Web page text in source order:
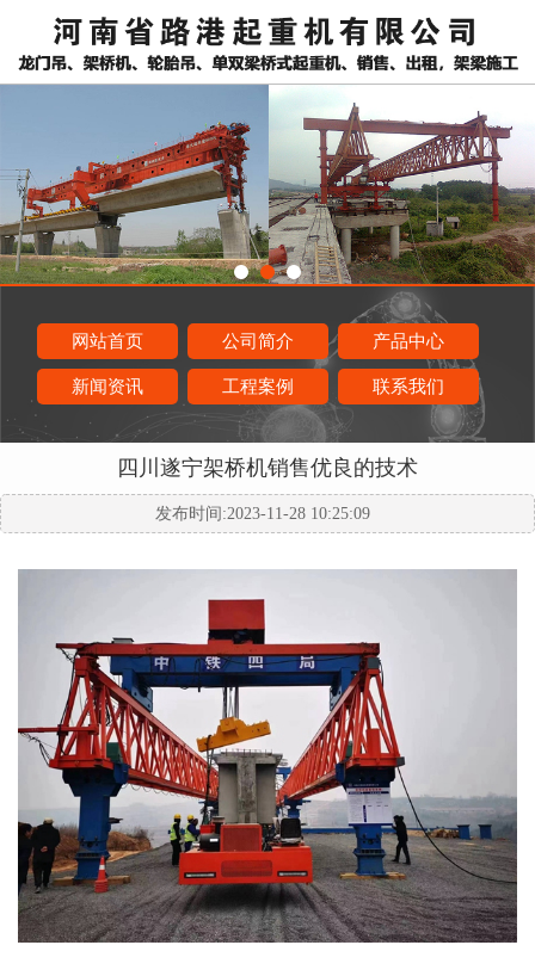
网站首页 公司简介 产品中心
新闻资讯 工程案例 联系我们
四川遂宁架桥机销售优良的技术
发布时间:2023-11-28 10:25:09